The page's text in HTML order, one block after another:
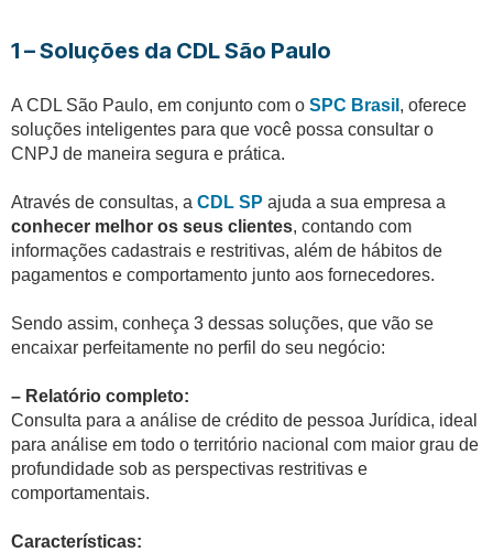
1 – Soluções da CDL São Paulo
A CDL São Paulo, em conjunto com o SPC Brasil , oferece
soluções inteligentes para que você possa consultar o
CNPJ de maneira segura e prática.
Através de consultas, a CDL SP ajuda a sua empresa a
conhecer melhor os seus clientes, contando com
informações cadastrais e restritivas, além de hábitos de
pagamentos e comportamento junto aos fornecedores.
Sendo assim, conheça 3 dessas soluções, que vão se
encaixar perfeitamente no perfil do seu negócio:
– Relatório completo:
Consulta para a análise de crédito de pessoa Jurídica, ideal
para análise em todo o território nacional com maior grau de
profundidade sob as perspectivas restritivas e
comportamentais.
Características: